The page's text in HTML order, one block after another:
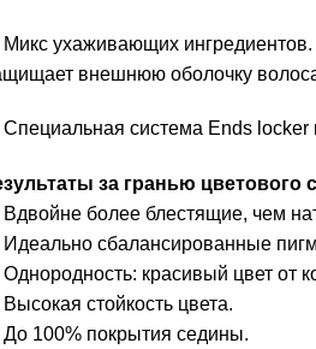
ухаживающих ингредиентов.
внешнюю оболочку волоса
система Ends locker
за гранью цветового
более блестящие, чем
сбалансированные
красивый цвет от
стойкость цвета.
100% покрытия седины.